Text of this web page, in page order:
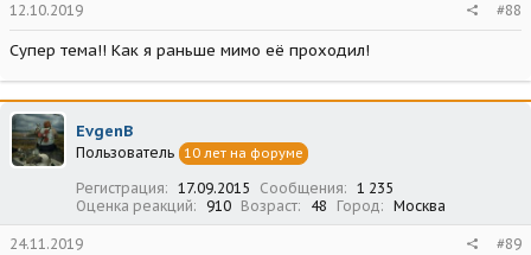
12.10.2019 #88
Супер тема!! Как я раньше мимо её проходил!
EvgenB
Пользователь 10 лет на форуме
Регистрация 17.09.2015 Сообщения
1 235
Оценка реакций
910 Возраст 48 Город Москва
24.11.2019 #89